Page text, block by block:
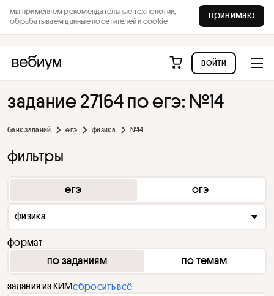
мы применяемрекомендательные технологии,
обрабатываем данные посетителейи cookie
принимаю
войти
задание 27164 по егэ: №14
банк заданий егэ физика №14
фильтры
егэ огэ
физика
формат
по заданиям по темам
задания из КИМсбросить всё